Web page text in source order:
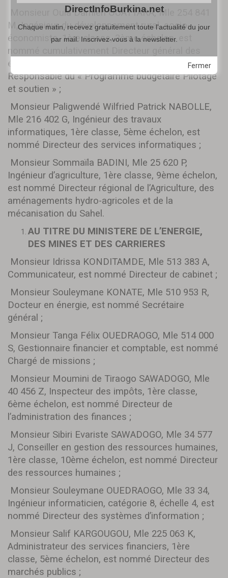
Monsieur Oula Damien OUATTARA, Mle 254 841
M, Ingénieur du développement rural, socio-
économiste, 1ère classe, 3ème échelon, est
nommé cumulativement Directeur général des
études et des statistiques sectorielles et
Responsable du « Programme budgétaire Pilotage
et soutien » ;
Monsieur Paligwendé Wilfried Patrick NABOLLE,
Mle 216 402 G, Ingénieur des travaux
informatiques, 1ère classe, 5ème échelon, est
nommé Directeur des services informatiques ;
Monsieur Sommaïla BADINI, Mle 25 620 P,
Ingénieur d’agriculture, 1ère classe, 9ème échelon,
est nommé Directeur régional de l’Agriculture, des
aménagements hydro-agricoles et de la
mécanisation du Sahel.
AU TITRE DU MINISTERE DE L’ENERGIE,
DES MINES ET DES CARRIERES
Monsieur Idrissa KONDITAMDE, Mle 513 383 A,
Communicateur, est nommé Directeur de cabinet ;
Monsieur Souleymane KONATE, Mle 510 953 R,
Docteur en énergie, est nommé Secrétaire
général ;
Monsieur Tanga Félix OUEDRAOGO, Mle 514 000
S, Gestionnaire financier et comptable, est nommé
Chargé de missions ;
Monsieur Moumini de Tiraogo SAWADOGO, Mle
40 456 Z, Inspecteur des impôts, 1ère classe,
6ème échelon, est nommé Directeur de
l’administration des finances ;
Monsieur Sibiri Evariste SAWADOGO, Mle 34 577
J, Conseiller en gestion des ressources humaines,
1ère classe, 10ème échelon, est nommé Directeur
des ressources humaines ;
Monsieur Souleymane OUEDRAOGO, Mle 33 34,
Ingénieur informaticien, catégorie 8, échelle 4, est
nommé Directeur des systèmes d’information ;
Monsieur Salif KARGOUGOU, Mle 225 063 K,
Administrateur des services financiers, 1ère
classe, 5ème échelon, est nommé Directeur des
marchés publics ;
Fermer
DirectInfoBurkina.net
Chaque matin, recevez gratuitement toute l'actualité du jour
par mail. Inscrivez-vous à la newsletter.